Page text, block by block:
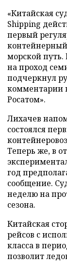
«Китайская
Shipping
первый
морской
на проход
подчеркнул
комментарии
Росатом».
Лихачев
состоялся
Теперь же, в
год
сообщение.
неделю на
сезона.
Китайская
рейсов с
класса в
позволит